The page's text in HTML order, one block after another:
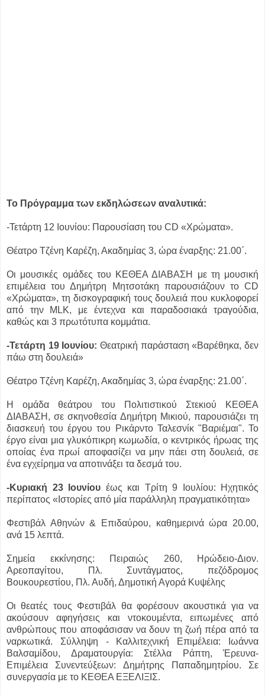
Το Πρόγραμμα των εκδηλώσεων αναλυτικά:
-Τετάρτη 12 Ιουνίου: Παρουσίαση του CD «Χρώματα».
Θέατρο Τζένη Καρέζη, Ακαδημίας 3, ώρα έναρξης: 21.00΄.
Οι μουσικές ομάδες του ΚΕΘΕΑ ΔΙΑΒΑΣΗ με τη μουσική
επιμέλεια του Δημήτρη Μητσοτάκη παρουσιάζουν το CD
«Χρώματα», τη δισκογραφική τους δουλειά που κυκλοφορεί
από την MLK, με έντεχνα και παραδοσιακά τραγούδια,
καθώς και 3 πρωτότυπα κομμάτια.
-Τετάρτη 19 Ιουνίου: Θεατρική παράσταση «Βαρέθηκα, δεν
πάω στη δουλειά»
Θέατρο Τζένη Καρέζη, Ακαδημίας 3, ώρα έναρξης: 21.00΄.
Η ομάδα θεάτρου του Πολιτιστικού Στεκιού ΚΕΘΕΑ
ΔΙΑΒΑΣΗ, σε σκηνοθεσία Δημήτρη Μικιού, παρουσιάζει τη
διασκευή του έργου του Ρικάρντο Ταλεσνίκ "Βαριέμαι". Το
έργο είναι μια γλυκόπικρη κωμωδία, ο κεντρικός ήρωας της
οποίας ένα πρωί αποφασίζει να μην πάει στη δουλειά, σε
ένα εγχείρημα να αποτινάξει τα δεσμά του.
-Κυριακή 23 Ιουνίου έως και Τρίτη 9 Ιουλίου: Ηχητικός
περίπατος «Ιστορίες από μία παράλληλη πραγματικότητα»
Φεστιβάλ Αθηνών & Επιδαύρου, καθημερινά ώρα 20.00,
ανά 15 λεπτά.
Σημεία εκκίνησης: Πειραιώς 260, Ηρώδειο-Διον.
Αρεοπαγίτου, Πλ. Συντάγματος, πεζόδρομος
Βουκουρεστίου, Πλ. Αυδή, Δημοτική Αγορά Κυψέλης
Οι θεατές τους Φεστιβάλ θα φορέσουν ακουστικά για να
ακούσουν αφηγήσεις και ντοκουμέντα, ειπωμένες από
ανθρώπους που αποφάσισαν να δουν τη ζωή πέρα από τα
ναρκωτικά. Σύλληψη - Καλλιτεχνική Επιμέλεια: Ιωάννα
Βαλσαμίδου, Δραματουργία: Στέλλα Ράπτη, Έρευνα-
Επιμέλεια Συνεντεύξεων: Δημήτρης Παπαδημητρίου. Σε
συνεργασία με το ΚΕΘΕΑ ΕΞΕΛΙΞΙΣ.